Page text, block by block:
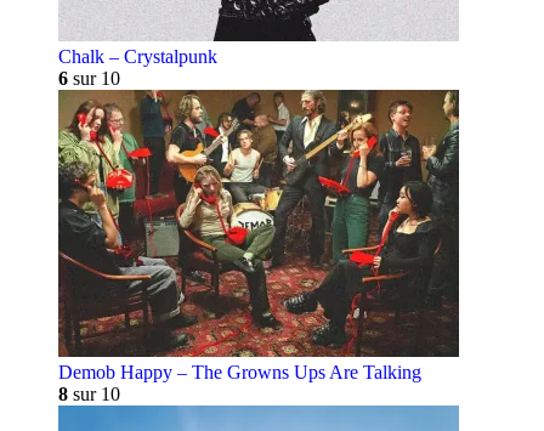
Chalk – Crystalpunk
6 sur 10
Demob Happy – The Growns Ups Are Talking
8 sur 10